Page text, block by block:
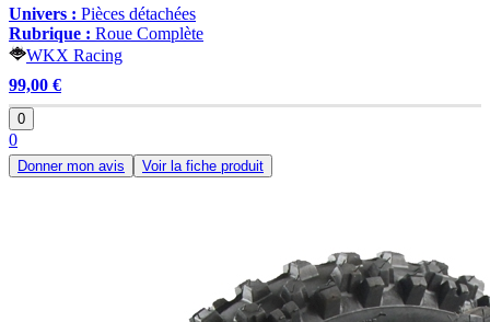
Univers : Pièces détachées
Rubrique : Roue Complète
WKX Racing
99,00 €
0
0
Donner mon avis Voir la fiche produit